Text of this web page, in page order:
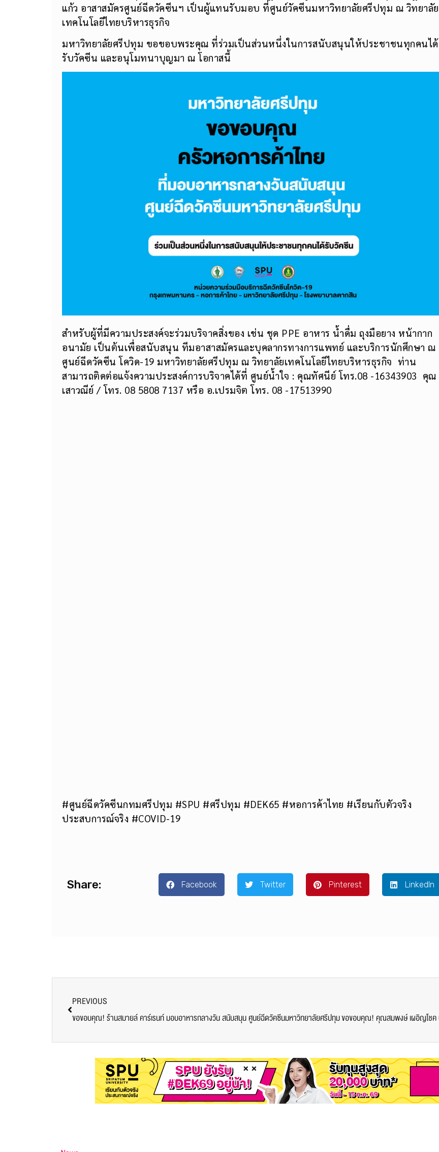
แก้ว อาสาสมัครศูนย์ฉีดวัคซีนฯ เป็นผู้แทนรับมอบ ที่ศูนย์วัคซีนมหาวิทยาลัยศรีปทุม ณ วิทยาลัย
เทคโนโลยีไทยบริหารธุรกิจ
มหาวิทยาลัยศรีปทุม ขอขอบพระคุณ ที่ร่วมเป็นส่วนหนึ่งในการสนับสนุนให้ประชาชนทุกคนได้
รับวัคซีน และอนุโมทนาบุญมา ณ โอกาสนี้
สำหรับผู้ที่มีความประสงค์จะร่วมบริจาคสิ่งของ เช่น ชุด PPE อาหาร น้ำดื่ม ถุงมือยาง หน้ากาก
อนามัย เป็นต้นเพื่อสนับสนุน ทีมอาสาสมัครและบุคลากรทางการแพทย์ และบริการนักศึกษา ณ
ศูนย์ฉีดวัคซีน โควิด-19 มหาวิทยาลัยศรีปทุม ณ วิทยาลัยเทคโนโลยีไทยบริหารธุรกิจ ท่าน
สามารถติดต่อแจ้งความประสงค์การบริจาคได้ที่ ศูนย์น้ำใจ : คุณทัศนีย์ โทร.08 -16343903 คุณ
เสาวณีย์ / โทร. 08 5808 7137 หรือ อ.เปรมจิต โทร. 08 -17513990
#ศูนย์ฉีดวัคซีนกทมศรีปทุม #SPU #ศรีปทุม #DEK65 #หอการค้าไทย #เรียนกับตัวจริง
ประสบการณ์จริง #COVID-19
Share: Facebook Twitter Pinterest LinkedIn
PREVIOUS
ขอขอบคุณ! ร้านสมายล์ คาร์เรนท์ มอบอาหารกลางวัน สนับสนุน ศูนย์ฉีดวัคซีนมหาวิทยาลัยศรีปทุม